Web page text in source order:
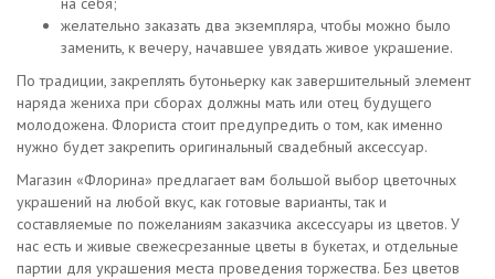
желательно заказать два экземпляра, чтобы можно было
заменить, к вечеру, начавшее увядать живое украшение.
По традиции, закреплять бутоньерку как завершительный элемент
наряда жениха при сборах должны мать или отец будущего
молодожена. Флориста стоит предупредить о том, как именно
нужно будет закрепить оригинальный свадебный аксессуар.
Магазин «Флорина» предлагает вам большой выбор цветочных
украшений на любой вкус, как готовые варианты, так и
составляемые по пожеланиям заказчика аксессуары из цветов. У
нас есть и живые свежесрезанные цветы в букетах, и отдельные
партии для украшения места проведения торжества. Без цветов